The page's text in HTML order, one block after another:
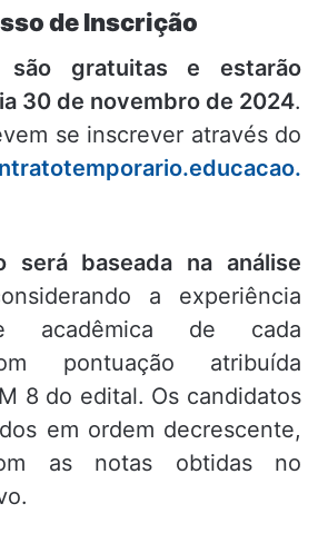
de Inscrição
são gratuitas e estarão
30 de novembro de 2024.
se inscrever através do
será baseada na análise
a experiência
acadêmica de cada
pontuação atribuída
8 do edital. Os candidatos
em ordem decrescente,
as notas obtidas no